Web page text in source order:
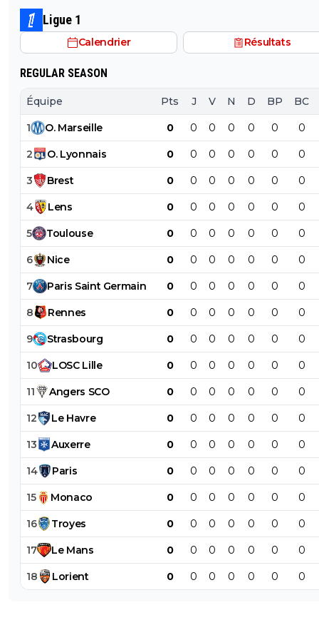
Ligue 1
Calendrier Résultats
REGULAR SEASON
Équipe Pts J V N D BP BC
1 O. Marseille 0 0 0 0 0 0 0
2 O. Lyonnais 0 0 0 0 0 0 0
3 Brest 0 0 0 0 0 0 0
4 Lens 0 0 0 0 0 0 0
5 Toulouse 0 0 0 0 0 0 0
6 Nice 0 0 0 0 0 0 0
7 Paris Saint Germain 0 0 0 0 0 0 0
8 Rennes 0 0 0 0 0 0 0
9 Strasbourg 0 0 0 0 0 0 0
10 LOSC Lille 0 0 0 0 0 0 0
11 Angers SCO 0 0 0 0 0 0 0
12 Le Havre 0 0 0 0 0 0 0
13 Auxerre 0 0 0 0 0 0 0
14 Paris 0 0 0 0 0 0 0
15 Monaco 0 0 0 0 0 0 0
16 Troyes 0 0 0 0 0 0 0
17 Le Mans 0 0 0 0 0 0 0
18 Lorient 0 0 0 0 0 0 0